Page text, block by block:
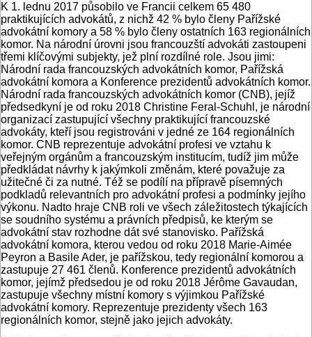
K 1. lednu 2017 působilo ve Francii celkem 65 480
praktikujících advokátů, z nichž 42 % bylo členy Pařížské
advokátní komory a 58 % bylo členy ostatních 163 regionálních
komor. Na národní úrovni jsou francouzští advokáti zastoupeni
třemi klíčovými subjekty, jež plní rozdílné role. Jsou jimi:
Národní rada francouzských advokátních komor, Pařížská
advokátní komora a Konference prezidentů advokátních komor.
Národní rada francouzských advokátních komor (CNB), jejíž
předsedkyní je od roku 2018 Christine Feral-Schuhl, je národní
organizací zastupující všechny praktikující francouzské
advokáty, kteří jsou registrováni v jedné ze 164 regionálních
komor. CNB reprezentuje advokátní profesi ve vztahu k
veřejným orgánům a francouzským institucím, tudíž jim může
předkládat návrhy k jakýmkoli změnám, které považuje za
užitečné či za nutné. Též se podílí na přípravě písemných
podkladů relevantních pro advokátní profesi a podmínky jejího
výkonu. Nadto hraje CNB roli ve všech záležitostech týkajících
se soudního systému a právních předpisů, ke kterým se
advokátní stav rozhodne dát své stanovisko. Pařížská
advokátní komora, kterou vedou od roku 2018 Marie-Aimée
Peyron a Basile Ader, je pařížskou, tedy regionální komorou a
zastupuje 27 461 členů. Konference prezidentů advokátních
komor, jejímž předsedou je od roku 2018 Jérôme Gavaudan,
zastupuje všechny místní komory s výjimkou Pařížské
advokátní komory. Reprezentuje prezidenty všech 163
regionálních komor, stejně jako jejich advokáty.